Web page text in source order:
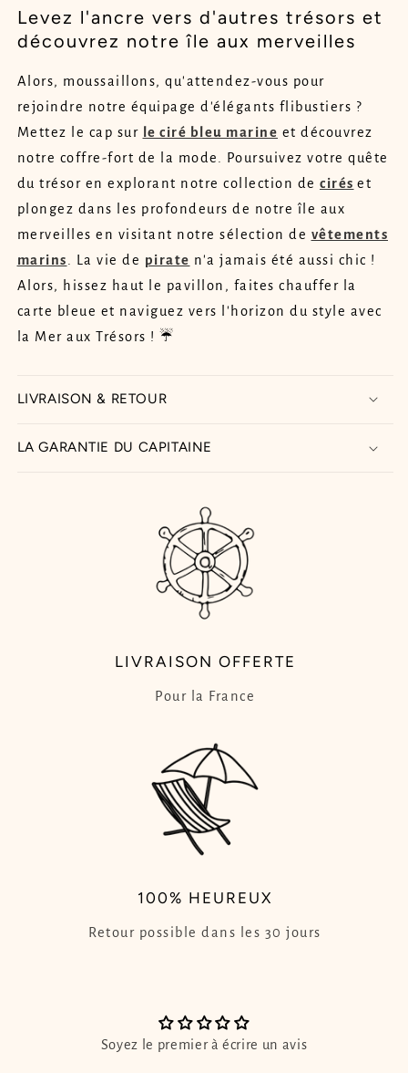
Levez l'ancre vers d'autres trésors et
découvrez notre île aux merveilles
Alors, moussaillons, qu'attendez-vous pour
rejoindre notre équipage d'élégants flibustiers ?
Mettez le cap sur
le ciré bleu marine et découvrez
notre coffre-fort de la mode. Poursuivez votre quête
du trésor en explorant notre collection de cirés et
plongez dans les profondeurs de notre île aux
merveilles en visitant notre sélection de vêtements
marins . La vie de pirate n'a jamais été aussi chic !
Alors, hissez haut le pavillon, faites chauffer la
carte bleue et naviguez vers l'horizon du style avec
la Mer aux Trésors ! ☔
LIVRAISON & RETOUR
LA GARANTIE DU CAPITAINE
LIVRAISON OFFERTE
Pour la France
100% HEUREUX
Retour possible dans les 30 jours
Soyez le premier à écrire un avis